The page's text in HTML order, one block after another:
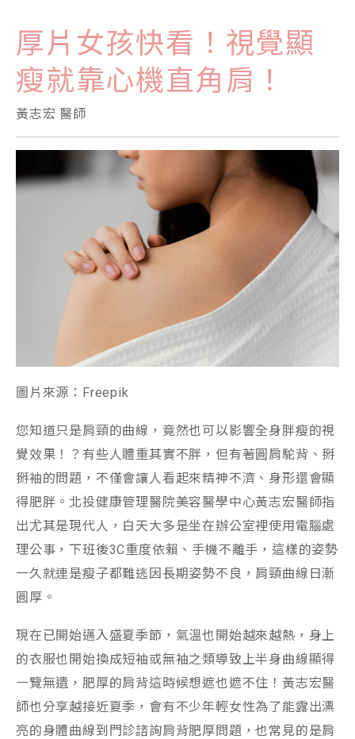
厚片女孩快看！視覺顯
瘦就靠心機直角肩！
黃志宏 醫師
圖片來源：Freepik
您知道只是肩頸的曲線，竟然也可以影響全身胖瘦的視
覺效果！？有些人體重其實不胖，但有著圓肩駝背、掰
掰袖的問題，不僅會讓人看起來精神不濟、身形還會顯
得肥胖。北投健康管理醫院美容醫學中心黃志宏醫師指
出尤其是現代人，白天大多是坐在辦公室裡使用電腦處
理公事，下班後3C重度依賴、手機不離手，這樣的姿勢
一久就連是瘦子都難逃因長期姿勢不良，肩頸曲線日漸
圓厚。
現在已開始邁入盛夏季節，氣溫也開始越來越熱，身上
的衣服也開始換成短袖或無袖之類導致上半身曲線顯得
一覽無遺，肥厚的肩背這時候想遮也遮不住！黃志宏醫
師也分享越接近夏季，會有不少年輕女性為了能露出漂
亮的身體曲線到門診諮詢肩背肥厚問題，也常見的是肩